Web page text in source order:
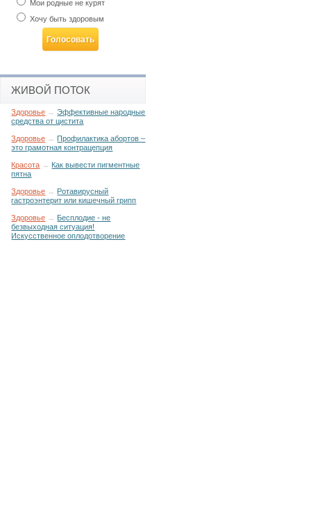
Мои родные не курят
Хочу быть здоровым
ЖИВОЙ ПОТОК
Здоровье →Эффективные народные
средства от цистита
Здоровье → Профилактика абортов –
это грамотная контрацепция
Красота → Как вывести пигментные
пятна
Здоровье → Ротавирусный
гастроэнтерит или кишечный грипп
Здоровье → Бесплодие - не
безвыходная ситуация!
Искусственное оплодотворение